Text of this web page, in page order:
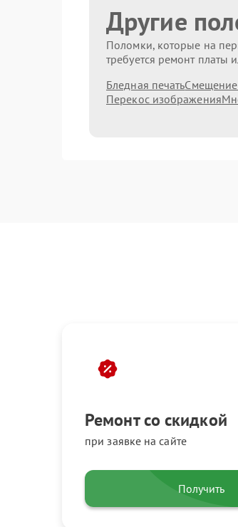
Другие
Поломки, которые на
требуется ремонт платы
Бледная печать
Перекос изображения
Ремонт со скидкой
при заявке на сайте
Получить